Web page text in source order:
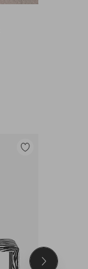
liknande
Lägg